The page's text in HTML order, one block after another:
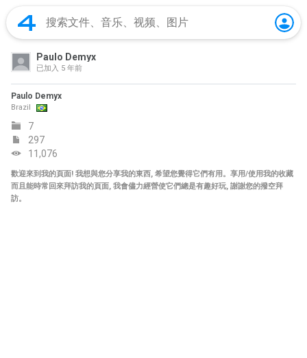
Paulo Demyx
已加入 5 年前
Paulo Demyx
Brazil
7
297
11,076
歡迎來到我的頁面! 我想與您分享我的東西, 希望您覺得它們有用。享用/使用我的收藏
而且能時常回來拜訪我的頁面, 我會儘力經營使它們總是有趣好玩, 謝謝您的撥空拜
訪。